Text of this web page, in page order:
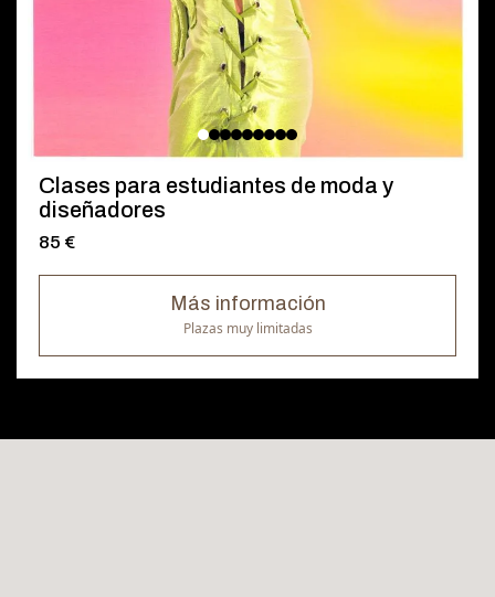
Clases para estudiantes de moda y
diseñadores
85 €
Más información
Plazas muy limitadas